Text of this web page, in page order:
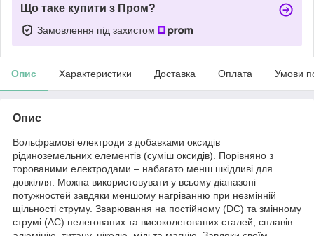
Що таке купити з Пром?
Замовлення під захистом
Опис Характеристики Доставка Оплата Умови
Опис
Вольфрамові електроди з добавками оксидів
рідиноземельних елементів (суміш оксидів). Порівняно з
торованими електродами – набагато менш шкідливі для
довкілля. Можна використовувати у всьому діапазоні
потужностей завдяки меншому нагріванню при незмінній
щільності струму. Зварювання на постійному (DC) та змінному
струмі (АС) нелегованих та високолегованих сталей, сплавів